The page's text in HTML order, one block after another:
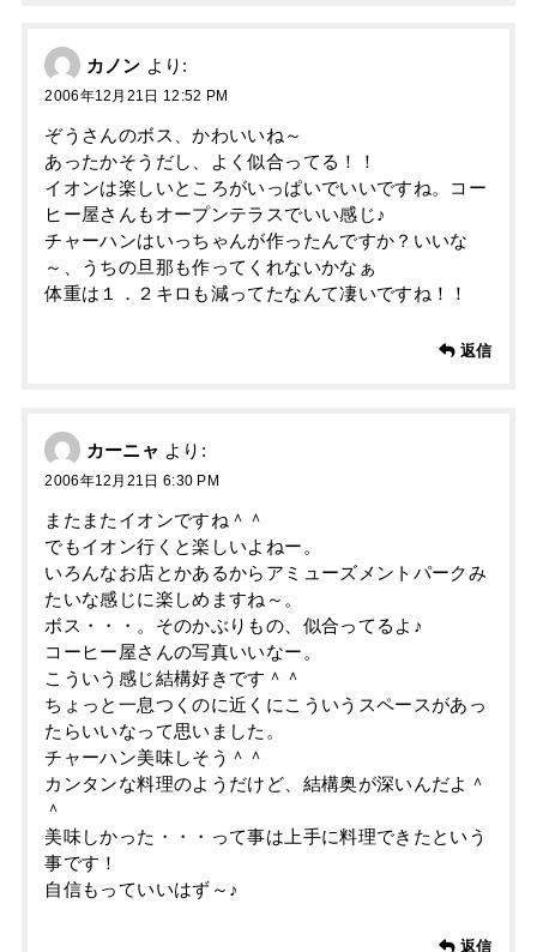
カノン より:
2006年12月21日 12:52 PM
ぞうさんのボス、かわいいね～
あったかそうだし、よく似合ってる！！
イオンは楽しいところがいっぱいでいいですね。コー
ヒー屋さんもオープンテラスでいい感じ♪
チャーハンはいっちゃんが作ったんですか？いいな
～、うちの旦那も作ってくれないかなぁ
体重は１．２キロも減ってたなんて凄いですね！！
返信
カーニャ より:
2006年12月21日 6:30 PM
またまたイオンですね＾＾
でもイオン行くと楽しいよねー。
いろんなお店とかあるからアミューズメントパークみ
たいな感じに楽しめますね～。
ボス・・・。そのかぶりもの、似合ってるよ♪
コーヒー屋さんの写真いいなー。
こういう感じ結構好きです＾＾
ちょっと一息つくのに近くにこういうスペースがあっ
たらいいなって思いました。
チャーハン美味しそう＾＾
カンタンな料理のようだけど、結構奥が深いんだよ＾
＾
美味しかった・・・って事は上手に料理できたという
事です！
自信もっていいはず～♪
返信